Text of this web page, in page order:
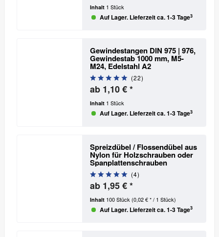
Inhalt 1 Stück
Auf Lager. Lieferzeit ca. 1-3 Tage3
Gewindestangen DIN 975 | 976,
Gewindestab 1000 mm, M5-
M24, Edelstahl A2
(22)
ab 1,10 € *
Inhalt 1 Stück
Auf Lager. Lieferzeit ca. 1-3 Tage3
Spreizdübel / Flossendübel aus
Nylon für Holzschrauben oder
Spanplattenschrauben
(4)
ab 1,95 € *
Inhalt 100 Stück (0,02 € * / 1 Stück)
Auf Lager. Lieferzeit ca. 1-3 Tage3